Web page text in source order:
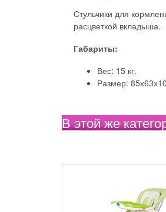
Стульчики для
расцветкой вкладыша.
Габариты:
Вес: 15 кг.
Размер:
В этой же